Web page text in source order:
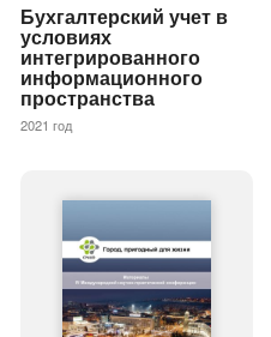
Бухгалтерский учет в
условиях
интегрированного
информационного
пространства
2021 год